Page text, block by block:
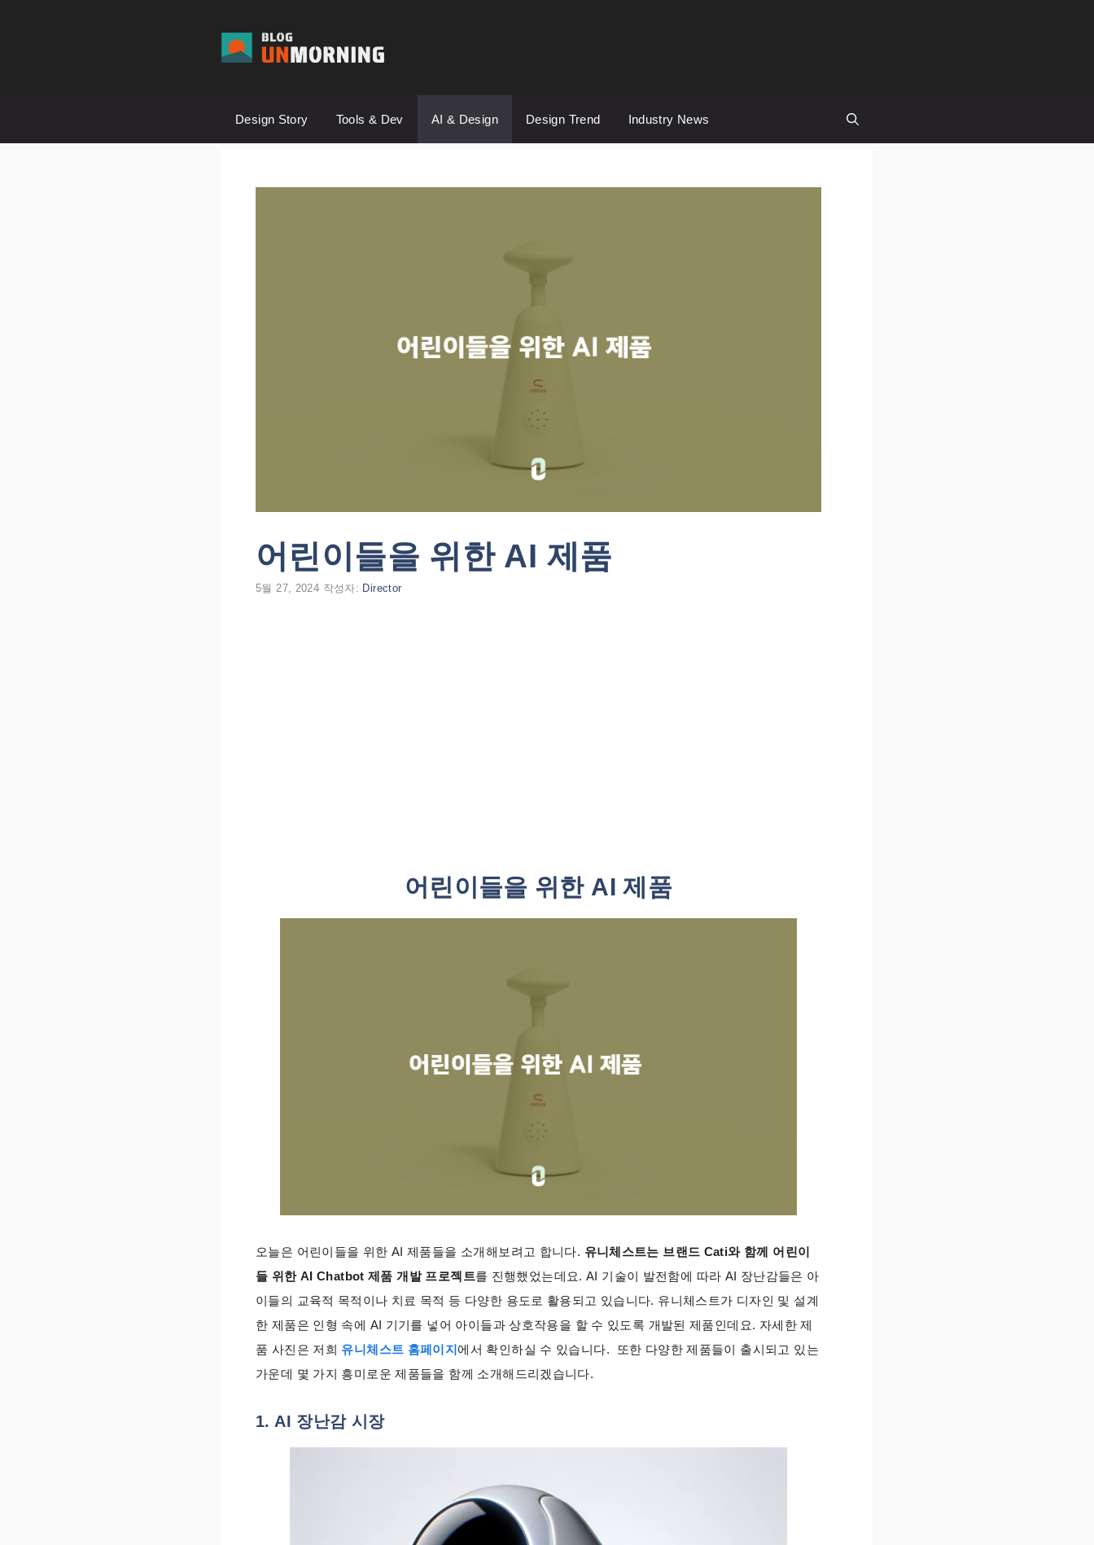
Design Story Tools & Dev AI & Design Design Trend Industry News
어린이들을 위한 AI 제품
5월 27, 2024 작성자: Director
어린이들을 위한 AI 제품
오늘은 어린이들을 위한 AI 제품들을 소개해보려고 합니다. 유니체스트는 브랜드 Cati와 함께 어린이
들 위한 AI Chatbot 제품 개발 프로젝트를 진행했었는데요. AI 기술이 발전함에 따라 AI 장난감들은 아
이들의 교육적 목적이나 치료 목적 등 다양한 용도로 활용되고 있습니다. 유니체스트가 디자인 및 설계
한 제품은 인형 속에 AI 기기를 넣어 아이들과 상호작용을 할 수 있도록 개발된 제품인데요. 자세한 제
품 사진은 저희 유니체스트 홈페이지에서 확인하실 수 있습니다. 또한 다양한 제품들이 출시되고 있는
가운데 몇 가지 흥미로운 제품들을 함께 소개해드리겠습니다.
1. AI 장난감 시장